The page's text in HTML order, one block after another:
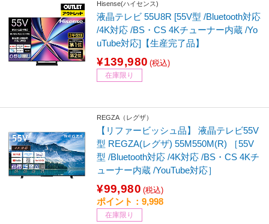
Hisense(ハイセンス)
液晶テレビ 55U8R [55V型 /Bluetooth対応
/4K対応 /BS・CS 4Kチューナー内蔵 /Yo
uTube対応]【生産完了品】
¥139,980 (税込)
在庫限り
REGZA（レグザ）
【リファービッシュ品】 液晶テレビ55V
型 REGZA(レグザ) 55M550M(R) ［55V
型 /Bluetooth対応 /4K対応 /BS・CS 4Kチ
ューナー内蔵 /YouTube対応］
¥99,980 (税込)
ポイント：9,998
在庫限り